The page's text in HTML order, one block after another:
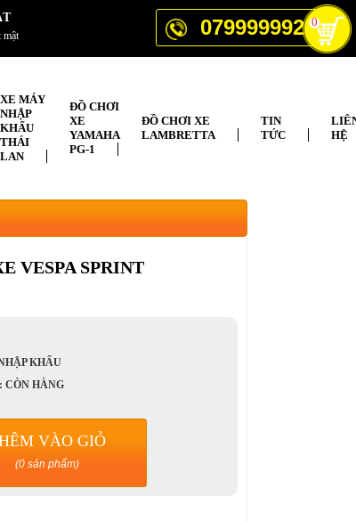
0
mật 0799999929
XE MÁY
NHẬP
KHẨU
THÁI
LAN
ĐỒ CHƠI
XE
YAMAHA
PG-1
ĐỒ CHƠI XE
LAMBRETTA
TIN
TỨC
HỆ
VESPA SPRINT
KHẨU
CÒN HÀNG
VÀO GIỎ
(0 sản phẩm)